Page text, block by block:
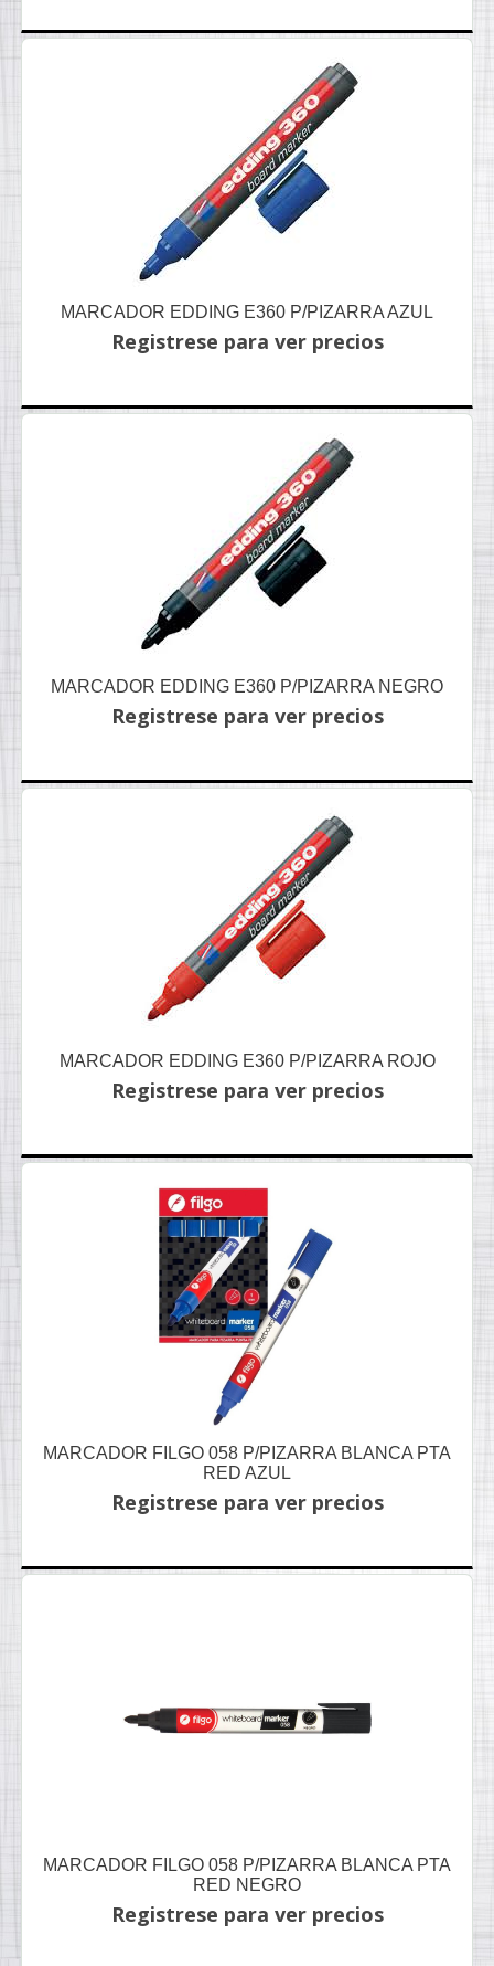
MARCADOR EDDING E360 P/PIZARRA AZUL
Registrese para ver precios
MARCADOR EDDING E360 P/PIZARRA NEGRO
Registrese para ver precios
MARCADOR EDDING E360 P/PIZARRA ROJO
Registrese para ver precios
MARCADOR FILGO 058 P/PIZARRA BLANCA PTA
RED AZUL
Registrese para ver precios
MARCADOR FILGO 058 P/PIZARRA BLANCA PTA
RED NEGRO
Registrese para ver precios